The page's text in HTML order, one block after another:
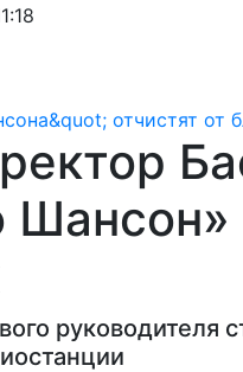
Шансон»
руководителя